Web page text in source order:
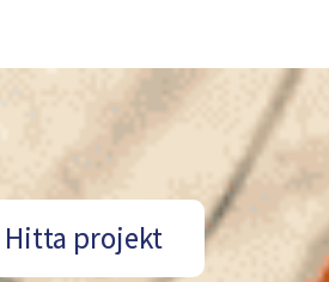
Hitta projekt